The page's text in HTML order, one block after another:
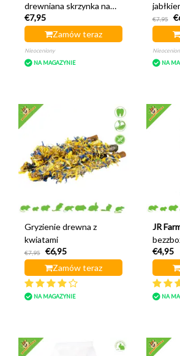
drewniana skrzynka na
warzywa
€7,95
Zamów teraz
Nieoceniony
NA MAGAZYNIE
€7,95
NA
Gryzienie drewna z
kwiatami
€7,95
€6,95
Zamów teraz
NA MAGAZYNIE
JR
€4,95
NA